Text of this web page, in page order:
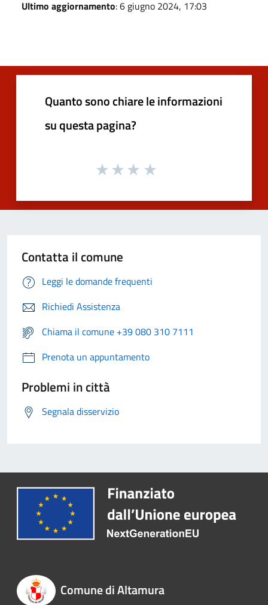
Ultimo aggiornamento: 6 giugno 2024, 17:03
Quanto sono chiare le informazioni
su questa pagina?
Contatta il comune
Leggi le domande frequenti
Richiedi Assistenza
Chiama il comune +39 080 310 7111
Prenota un appuntamento
Problemi in città
Segnala disservizio
Comune di Altamura